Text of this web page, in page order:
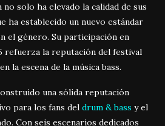
solo ha elevado la calidad de sus
ha establecido un nuevo estándar
el género. Su participación en
refuerza la reputación del festival
la escena de la música bass.
una sólida reputación
para los fans del drum & bass y el
Con seis escenarios dedicados